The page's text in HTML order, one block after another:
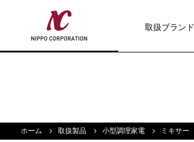
取扱ブランド
ホーム 取扱製品 小型調理家電 ミキサー